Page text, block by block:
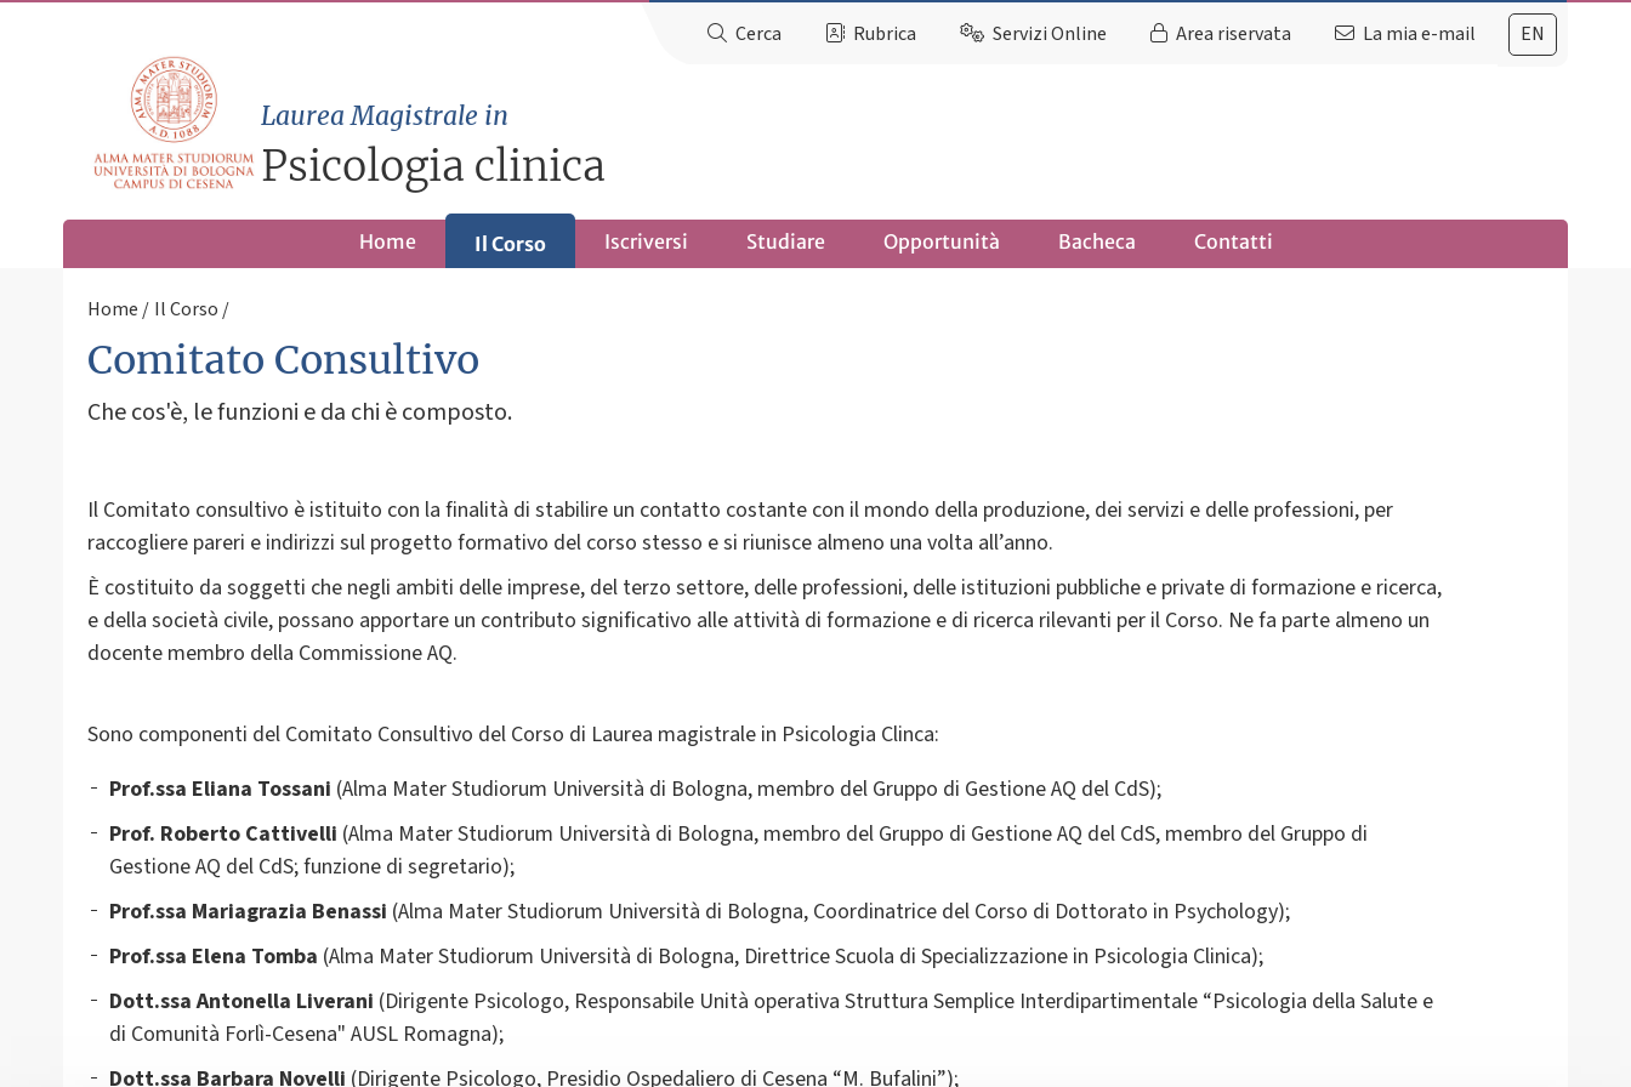
EN
Cerca Rubrica Servizi Online Area riservata La mia e-mail
Laurea Magistrale in
Psicologia clinica
Home Il Corso Iscriversi Studiare Opportunità Bacheca Contatti
Home Il Corso
Comitato Consultivo
Che cos'è, le funzioni e da chi è composto.
Il Comitato consultivo è istituito con la finalità di stabilire un contatto costante con il mondo della produzione, dei servizi e delle professioni, per
raccogliere pareri e indirizzi sul progetto formativo del corso stesso e si riunisce almeno una volta all’anno.
È costituito da soggetti che negli ambiti delle imprese, del terzo settore, delle professioni, delle istituzioni pubbliche e private di formazione e ricerca,
e della società civile, possano apportare un contributo significativo alle attività di formazione e di ricerca rilevanti per il Corso. Ne fa parte almeno un
docente membro della Commissione AQ.
Sono componenti del Comitato Consultivo del Corso di Laurea magistrale in Psicologia Clinca:
Prof.ssa Eliana Tossani (Alma Mater Studiorum Università di Bologna, membro del Gruppo di Gestione AQ del CdS);
Prof. Roberto Cattivelli (Alma Mater Studiorum Università di Bologna, membro del Gruppo di Gestione AQ del CdS, membro del Gruppo di
Gestione AQ del CdS; funzione di segretario);
Prof.ssa Mariagrazia Benassi (Alma Mater Studiorum Università di Bologna, Coordinatrice del Corso di Dottorato in Psychology);
Prof.ssa Elena Tomba (Alma Mater Studiorum Università di Bologna, Direttrice Scuola di Specializzazione in Psicologia Clinica);
Dott.ssa Antonella Liverani (Dirigente Psicologo, Responsabile Unità operativa Struttura Semplice Interdipartimentale “Psicologia della Salute e
di Comunità Forlì-Cesena" AUSL Romagna);
Dott.ssa Barbara Novelli (Dirigente Psicologo, Presidio Ospedaliero di Cesena “M. Bufalini”);